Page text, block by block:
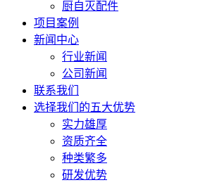
厨自灭配件
项目案例
新闻中心
行业新闻
公司新闻
联系我们
选择我们的五大优势
实力雄厚
资质齐全
种类繁多
研发优势